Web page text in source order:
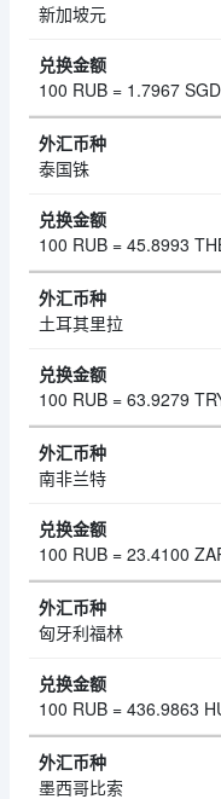
新加坡元
100 RUB = 1.7967 SGD
泰国铢
100 RUB = 45.8993
土耳其里拉
100 RUB = 63.9279
南非兰特
100 RUB = 23.4100
匈牙利福林
100 RUB = 436.9863
墨西哥比索